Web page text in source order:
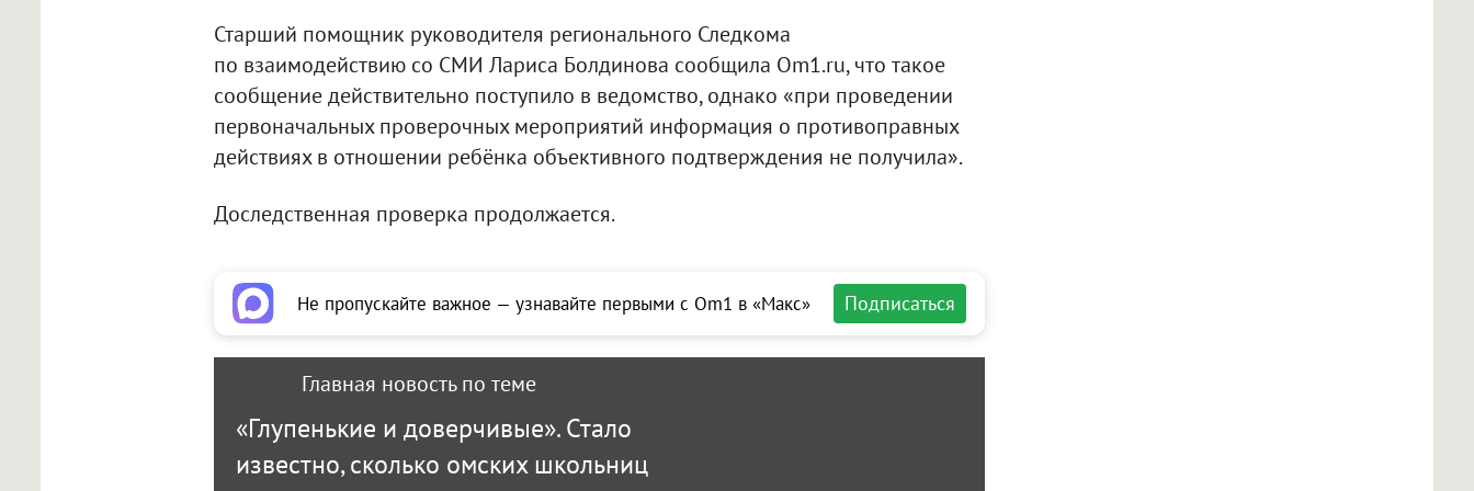
Старший помощник руководителя регионального Следкома
по взаимодействию со СМИ Лариса Болдинова сообщила Om1.ru, что такое
сообщение действительно поступило в ведомство, однако «при проведении
первоначальных проверочных мероприятий информация о противоправных
действиях в отношении ребёнка объективного подтверждения не получила».
Доследственная проверка продолжается.
Не пропускайте важное — узнавайте первыми с Om1 в «Макс» Подписаться
Главная новость по теме
«Глупенькие и доверчивые». Стало
известно, сколько омских школьниц